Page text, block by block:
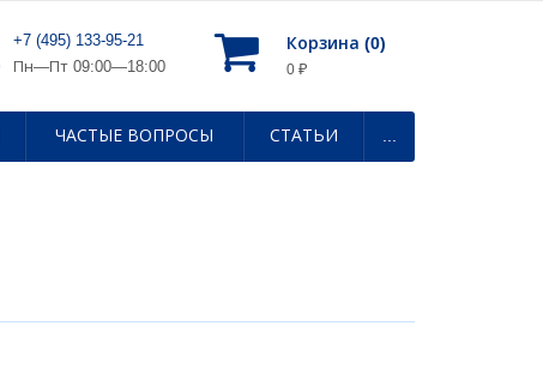
+7 (495) 133-95-21
Пн—Пт 09:00—18:00
Корзина (0)
0 ₽
ЧАСТЫЕ ВОПРОСЫ СТАТЬИ